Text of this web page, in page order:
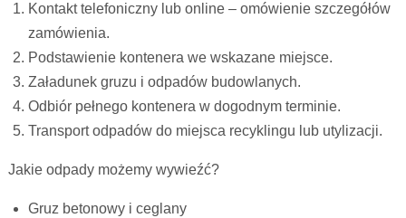
Kontakt telefoniczny lub online – omówienie szczegółów
zamówienia.
Podstawienie kontenera we wskazane miejsce.
Załadunek gruzu i odpadów budowlanych.
Odbiór pełnego kontenera w dogodnym terminie.
Transport odpadów do miejsca recyklingu lub utylizacji.
Jakie odpady możemy wywieźć?
Gruz betonowy i ceglany